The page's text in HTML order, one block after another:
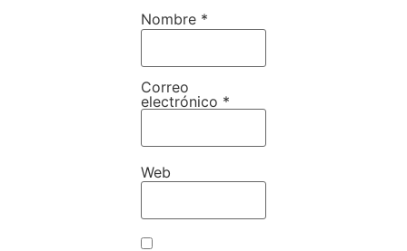
Nombre *
Correo
electrónico *
Web